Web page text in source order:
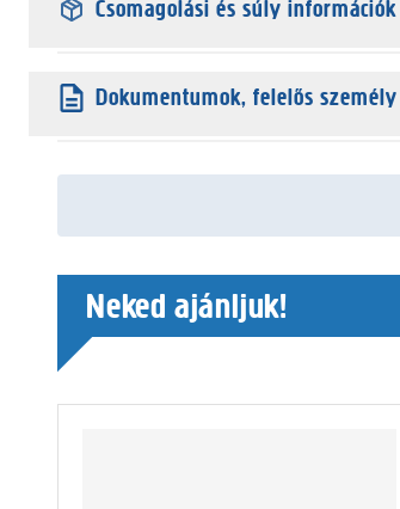
Csomagolási és súly információk
Dokumentumok, felelős személy
Neked ajánljuk!